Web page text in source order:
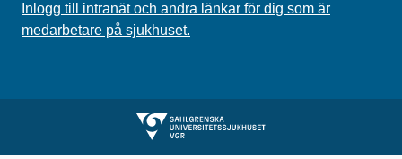
Inlogg till intranät och andra länkar för dig som är
medarbetare på sjukhuset.